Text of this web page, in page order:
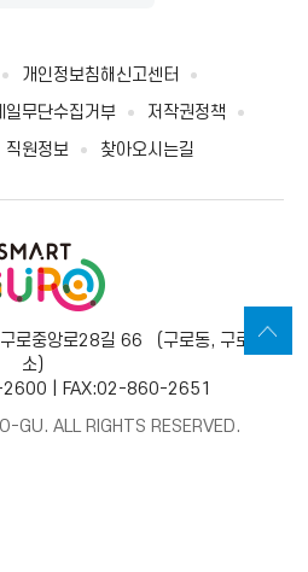
개인정보침해신고센터
일무단수집거부
저작권정책
직원정보 찾아오시는길
로중앙로28길 66 （구로동, 구로보건
소）
2600 | FAX:02-860-2651
GU. ALL RIGHTS RESERVED.